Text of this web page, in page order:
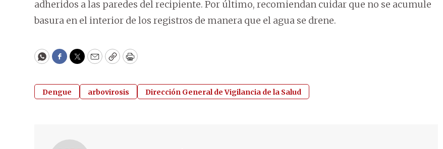
adheridos a las paredes del recipiente. Por último, recomiendan cuidar que no se acumule
basura en el interior de los registros de manera que el agua se drene.
WhatsApp
Facebook
Twitter
EmailCopyPrint
Dengue arbovirosis Dirección General de Vigilancia de la Salud